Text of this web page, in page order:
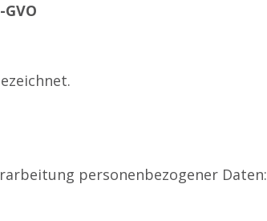
personenbezogener Daten: